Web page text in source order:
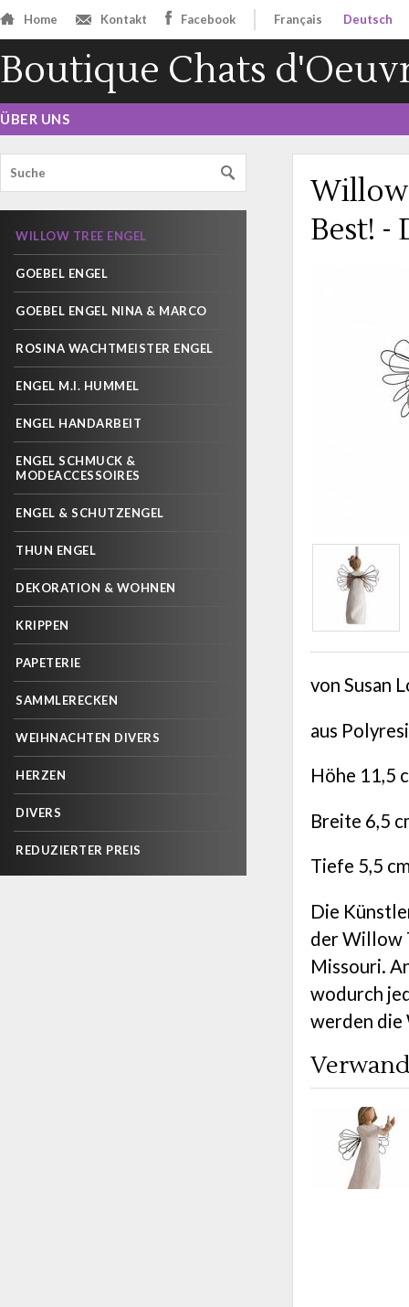
Home Kontakt Facebook Français Deutsch
Boutique Chats
ÜBER UNS
WILLOW TREE ENGEL
GOEBEL ENGEL
GOEBEL ENGEL NINA & MARCO
ROSINA WACHTMEISTER ENGEL
ENGEL M.I. HUMMEL
ENGEL HANDARBEIT
ENGEL SCHMUCK &
MODEACCESSOIRES
ENGEL & SCHUTZENGEL
THUN ENGEL
DEKORATION & WOHNEN
KRIPPEN
PAPETERIE
SAMMLERECKEN
WEIHNACHTEN DIVERS
HERZEN
DIVERS
REDUZIERTER PREIS
Willow
Best! -
von Susan
aus
Höhe 11,5
Breite 6,5
Tiefe 5,5
Die
der Willow
Missouri.
wodurch
werden die